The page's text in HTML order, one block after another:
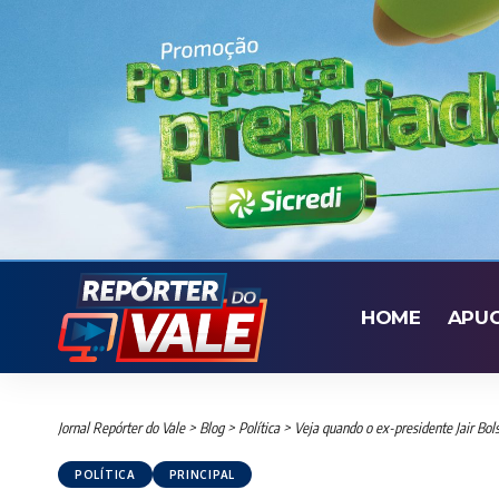
HOME
Jornal Repórter do Vale> Blog> Política> Veja quando o ex-presidente Jair
POLÍTICA PRINCIPAL